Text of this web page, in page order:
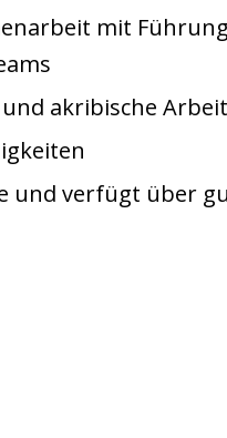
mit
akribische
und verfügt über